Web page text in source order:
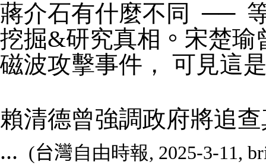
蔣介石有什麼不同
──
挖掘&研究真相 。 宋楚瑜
磁波攻擊事件 ， 可見這
賴清德曾強調政府將追
... (台灣自由時報, 2025-3-11,